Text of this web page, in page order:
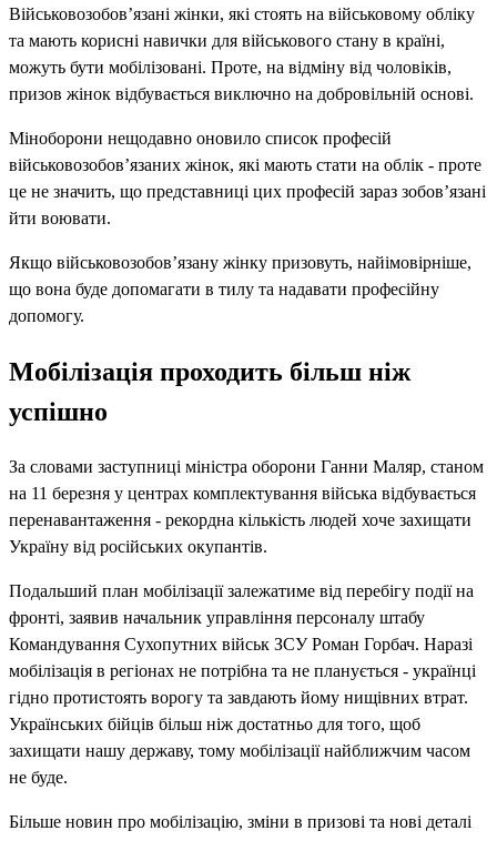
Військовозобов’язані жінки, які стоять на військовому обліку
та мають корисні навички для військового стану в країні,
можуть бути мобілізовані. Проте, на відміну від чоловіків,
призов жінок відбувається виключно на добровільній основі.
Міноборони нещодавно оновило список професій
військовозобов’язаних жінок, які мають стати на облік - проте
це не значить, що представниці цих професій зараз зобов’язані
йти воювати.
Якщо військовозобов’язану жінку призовуть, найімовірніше,
що вона буде допомагати в тилу та надавати професійну
допомогу.
Мобілізація проходить більш ніж
успішно
За словами заступниці міністра оборони Ганни Маляр, станом
на 11 березня у центрах комплектування війська відбувається
перенавантаження - рекордна кількість людей хоче захищати
Україну від російських окупантів.
Подальший план мобілізації залежатиме від перебігу події на
фронті, заявив начальник управління персоналу штабу
Командування Сухопутних військ ЗСУ Роман Горбач. Наразі
мобілізація в регіонах не потрібна та не планується - українці
гідно протистоять ворогу та завдають йому нищівних втрат.
Українських бійців більш ніж достатньо для того, щоб
захищати нашу державу, тому мобілізації найближчим часом
не буде.
Більше новин про мобілізацію, зміни в призові та нові деталі